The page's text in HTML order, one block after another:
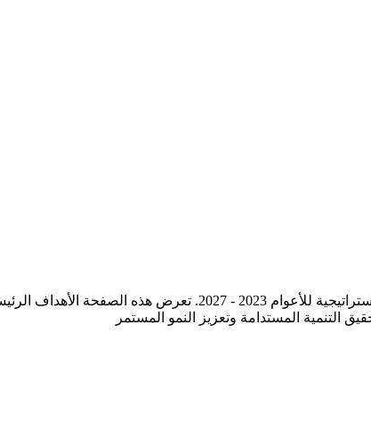
اطلع على خطة الاتحاد الاستراتيجية للأعوام
التنمية المستدامة وتعزيز النمو المستمر